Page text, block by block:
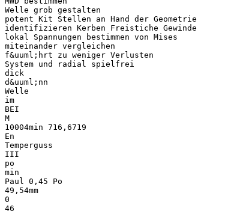
Welle grob gestalten
potent Kit Stellen an Hand der Geometrie
identifizieren Kerben Freistiche Gewinde
lokal Spannungen bestimmen von Mises
miteinander vergleichen
f&uuml;hrt zu weniger Verlusten
System und radial spielfrei
dick
d&uuml;nn
Welle
im
BEI
M
10004min 716,6719
En
Temperguss
III
po
min
Paul 0,45 Po
49,54mm
0
46